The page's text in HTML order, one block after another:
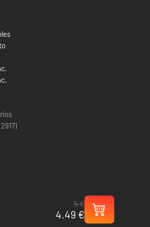
2917)
5 €
4.49 €